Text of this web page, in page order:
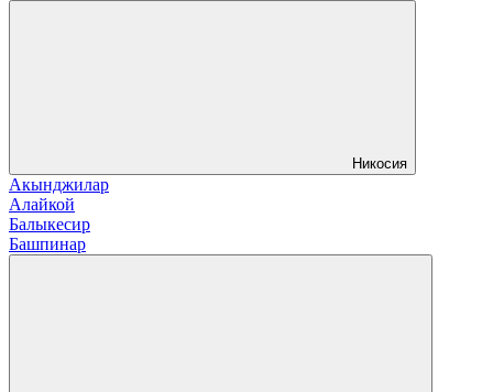
Никосия
Акынджилар
Алайкой
Балыкесир
Башпинар